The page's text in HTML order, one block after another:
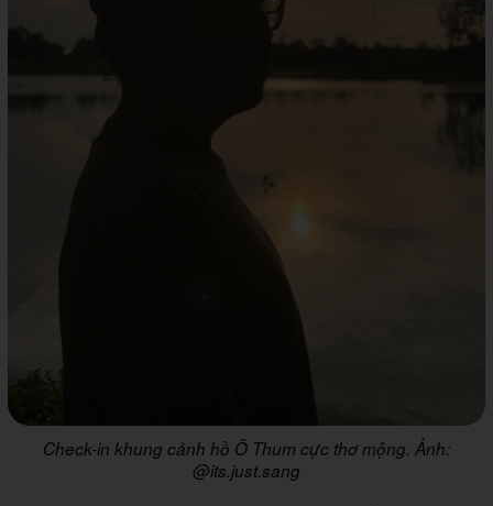
Check-in khung cảnh hồ Ô Thum cực thơ mộng. Ảnh:
@its.just.sang